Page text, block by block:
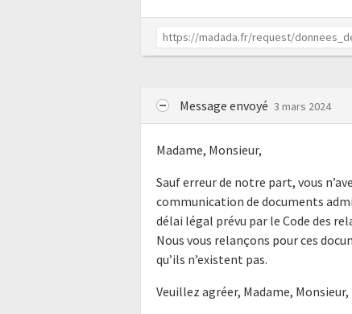
Message envoyé 3 mars 2024
Madame, Monsieur,
Sauf erreur de notre part, vous
communication de documents
délai légal prévu par le Code des
Nous vous relançons pour ces
qu’ils n’existent pas.
Veuillez agréer, Madame,